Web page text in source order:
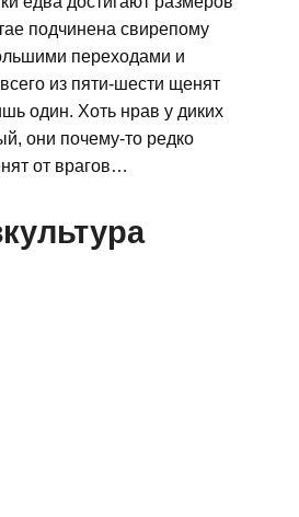
подчинена свирепому
переходами и
из пяти-шести щенят
один. Хоть нрав у диких
они почему-то редко
от врагов…